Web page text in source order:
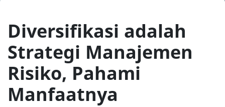
Diversifikasi adalah
Strategi Manajemen
Risiko, Pahami
Manfaatnya